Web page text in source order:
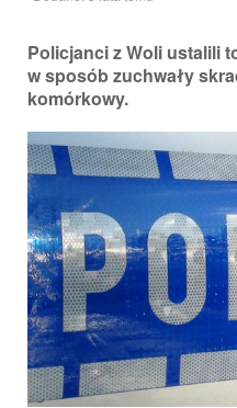
Policjanci z Woli ustalili
w sposób zuchwały
komórkowy.